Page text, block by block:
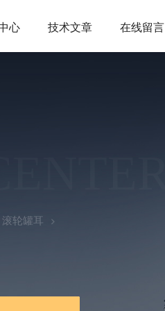
心 技术文章 在线留言
滚轮罐耳